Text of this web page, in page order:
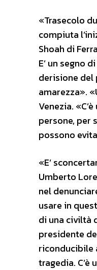
«Trasecolo
compiuta
Shoah di
E’ un segno
derisione del
amarezza».
Venezia.
persone, per
possono
«E’
Umberto
nel
usare in
di una civiltà
presidente
riconducibile
tragedia. C’è